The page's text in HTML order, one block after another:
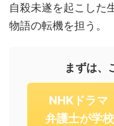
自殺未遂を起こした
物語の転機を担う。
まずは、
NHKドラマ
弁護士が学